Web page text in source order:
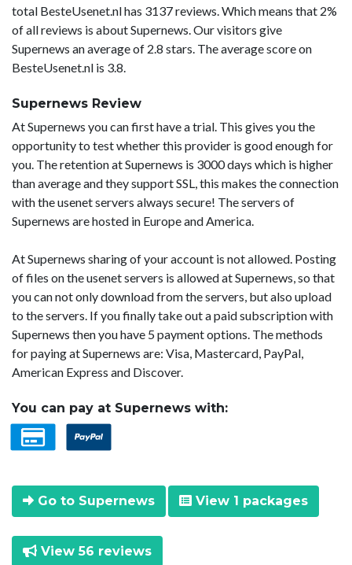
total BesteUsenet.nl has 3137 reviews. Which means that 2%
of all reviews is about Supernews. Our visitors give
Supernews an average of 2.8 stars. The average score on
BesteUsenet.nl is 3.8.
Supernews Review
At Supernews you can first have a trial. This gives you the
opportunity to test whether this provider is good enough for
you. The retention at Supernews is 3000 days which is higher
than average and they support SSL, this makes the connection
with the usenet servers always secure! The servers of
Supernews are hosted in Europe and America.
At Supernews sharing of your account is not allowed. Posting
of files on the usenet servers is allowed at Supernews, so that
you can not only download from the servers, but also upload
to the servers. If you finally take out a paid subscription with
Supernews then you have 5 payment options. The methods
for paying at Supernews are: Visa, Mastercard, PayPal,
American Express and Discover.
You can pay at Supernews with:
Go to Supernews View 1 packages
View 56 reviews